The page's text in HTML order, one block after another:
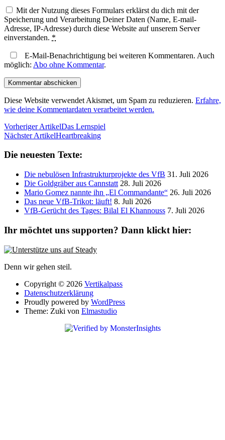
Mit der Nutzung dieses Formulars erklärst du dich mit der
Speicherung und Verarbeitung Deiner Daten (Name, E-mail-
Adresse, IP-Adresse) durch diese Website auf unserem Server
einverstanden. *
E-Mail-Benachrichtigung bei weiteren Kommentaren. Auch
möglich: Abo ohne Kommentar.
Diese Website verwendet Akismet, um Spam zu reduzieren. Erfahre,
wie deine Kommentardaten verarbeitet werden.
Vorheriger ArtikelDas Lernspiel
Nächster ArtikelHeartbreaking
Die neuesten Texte:
Die nebulösen Infrastrukturprojekte des VfB 31. Juli 2026
Die Goldgräber aus Cannstatt 28. Juli 2026
Mario Gomez nannte ihn „El Commandante“ 26. Juli 2026
Das neue VfB-Trikot: läuft! 8. Juli 2026
VfB-Gerücht des Tages: Bilal El Khannouss 7. Juli 2026
Ihr möchtet uns supporten? Dann klickt hier:
Denn wir gehen steil.
Copyright © 2026 Vertikalpass
Datenschutzerklärung
Proudly powered by WordPress
Theme: Zuki von Elmastudio